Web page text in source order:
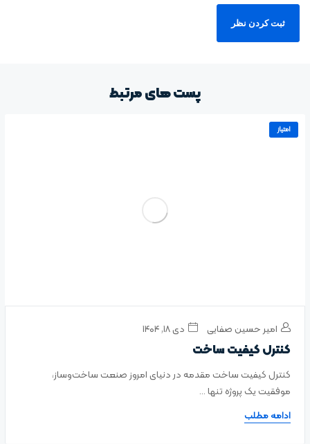
پست های مرتبط
امتیاز
امیر حسین صفایی دی ۱۸, ۱۴۰۴
کنترل کیفیت ساخت
کنترل کیفیت ساخت مقدمه در دنیای امروز صنعت ساخت‌وساز،
موفقیت یک پروژه تنها ...
ادامه مطلب